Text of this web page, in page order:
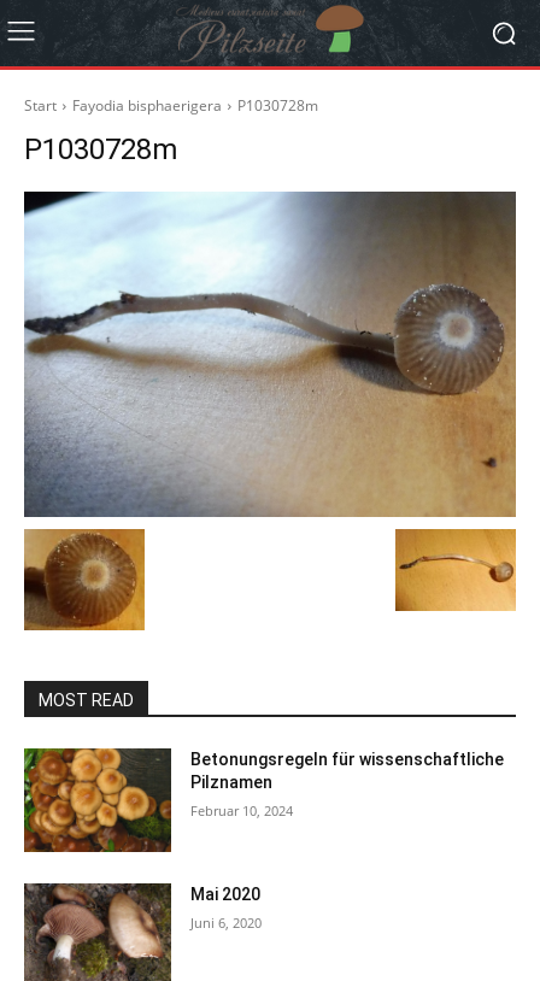
Start Fayodia bisphaerigera P1030728m
P1030728m
MOST READ
Betonungsregeln für wissenschaftliche
Pilznamen
Februar 10, 2024
Mai 2020
Juni 6, 2020